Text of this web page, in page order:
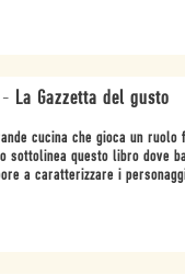
- La Gazzetta del gusto
cucina che gioca un ruolo
sottolinea questo libro dove
a caratterizzare i